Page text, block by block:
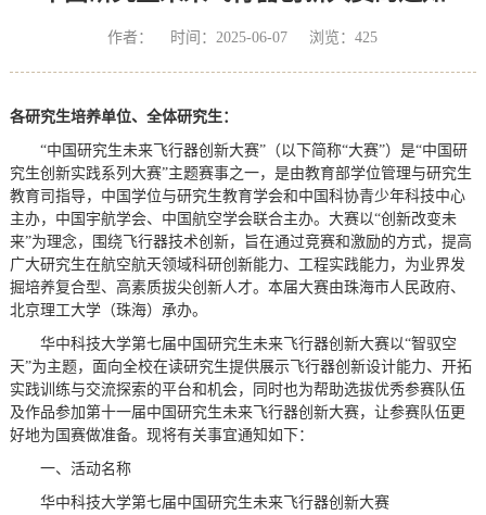
作者： 时间：2025-06-07 浏览：425
各研究生培养单位、全体研究生：
“中国研究生未来飞行器创新大赛”（以下简称“大赛”）是“中国研
究生创新实践系列大赛”主题赛事之一，是由教育部学位管理与研究生
教育司指导，中国学位与研究生教育学会和中国科协青少年科技中心
主办，中国宇航学会、中国航空学会联合主办。大赛以“创新改变未
来”为理念，围绕飞行器技术创新，旨在通过竞赛和激励的方式，提高
广大研究生在航空航天领域科研创新能力、工程实践能力，为业界发
掘培养复合型、高素质拔尖创新人才。本届大赛由珠海市人民政府、
北京理工大学（珠海）承办。
华中科技大学第七届中国研究生未来飞行器创新大赛以“智驭空
天”为主题，面向全校在读研究生提供展示飞行器创新设计能力、开拓
实践训练与交流探索的平台和机会，同时也为帮助选拔优秀参赛队伍
及作品参加第十一届中国研究生未来飞行器创新大赛，让参赛队伍更
好地为国赛做准备。现将有关事宜通知如下：
一、活动名称
华中科技大学第七届中国研究生未来飞行器创新大赛